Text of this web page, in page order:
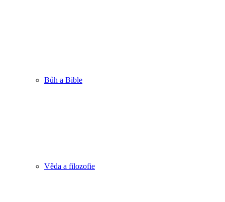
Bůh a Bible
Věda a filozofie